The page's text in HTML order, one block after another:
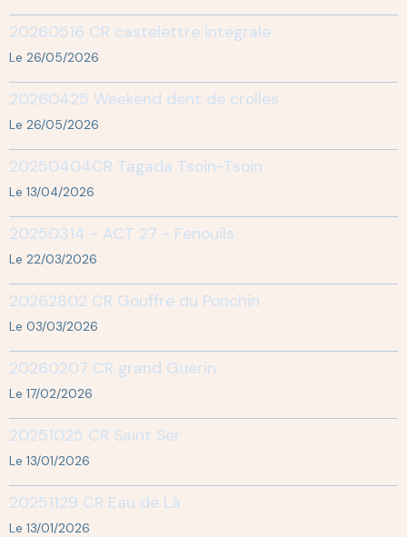
20260516 CR castelettre integrale
Le 26/05/2026
20260425 Weekend dent de crolles
Le 26/05/2026
20250404CR Tagada Tsoin-Tsoin
Le 13/04/2026
20250314 - ACT 27 - Fenouils
Le 22/03/2026
20262802 CR Gouffre du Ponchin
Le 03/03/2026
20260207 CR grand Guerin
Le 17/02/2026
20251025 CR Saint Ser
Le 13/01/2026
20251129 CR Eau de Là
Le 13/01/2026